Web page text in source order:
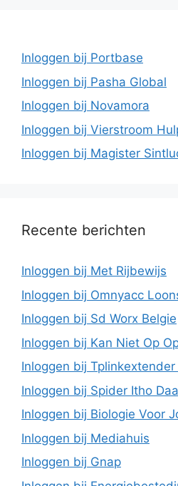
Inloggen bij Portbase
Inloggen bij Pasha Global
Inloggen bij Novamora
Inloggen bij Vierstroom
Inloggen bij Magister
Recente berichten
Inloggen bij Met Rijbewijs
Inloggen bij Omnyacc
Inloggen bij Sd Worx Belgie
Inloggen bij Kan Niet Op
Inloggen bij
Inloggen bij Spider Itho
Inloggen bij Biologie Voor
Inloggen bij Mediahuis
Inloggen bij Gnap